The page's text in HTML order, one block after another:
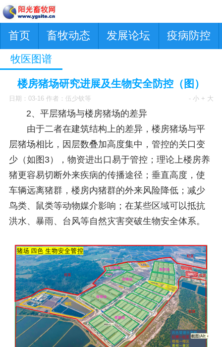
首页 畜牧动态 发展论坛 疫病防控
牧医图谱
楼房猪场研究进展及生物安全防控（图）
日期：03-16 作者：伍少钦等 - 小 + 大
2、平层猪场与楼房猪场的差异
由于二者在建筑结构上的差异，楼房猪场与平
层猪场相比，因层数叠加高度集中，管控的关口变
少（如图3），物资进出口易于管控；理论上楼房养
猪更容易切断外来疾病的传播途径；垂直高度，使
车辆远离猪群，楼房内猪群的外来风险降低；减少
鸟类、鼠类等动物媒介影响；在某些区域可以抵抗
洪水、暴雨、台风等自然灾害突破生物安全体系。